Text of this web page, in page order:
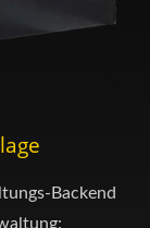
Backend